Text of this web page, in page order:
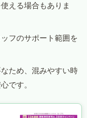
える場合もありま
フのサポート範囲を
ため、混みやすい時
です。